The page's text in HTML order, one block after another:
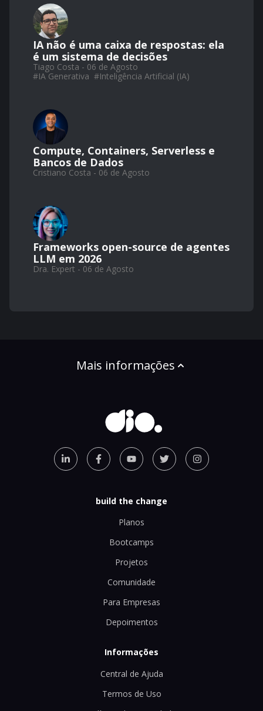
IA não é uma caixa de respostas: ela
é um sistema de decisões
Tiago Costa - 06 de Agosto
#IA Generativa #Inteligência Artificial (IA)
Compute, Containers, Serverless e
Bancos de Dados
Cristiano Costa - 06 de Agosto
Frameworks open-source de agentes
LLM em 2026
Dra. Expert - 06 de Agosto
Mais informações
build the change
Planos
Bootcamps
Projetos
Comunidade
Para Empresas
Depoimentos
Informações
Central de Ajuda
Termos de Uso